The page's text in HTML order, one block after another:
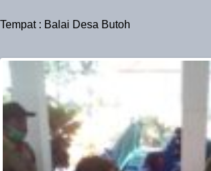
Tempat : Balai Desa Butoh